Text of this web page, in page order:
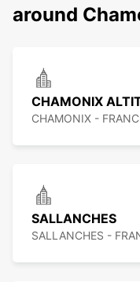
around
CHAMONIX
CHAMONIX -
SALLANCHES
SALLANCHES -